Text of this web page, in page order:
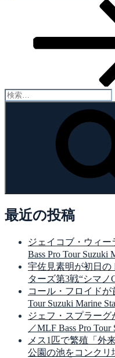
検
最近の投稿
ジェイコブ・ウィ
Bass Pro Tour Suzuki
宇佐見素明が初日の
ターズ第3戦“シマノ
コール・フロイドが
Tour Suzuki Marine
ジェフ・スプラー
／MLF Bass Pro Tour
メス1匹で繁殖「外
公園の池をコンク